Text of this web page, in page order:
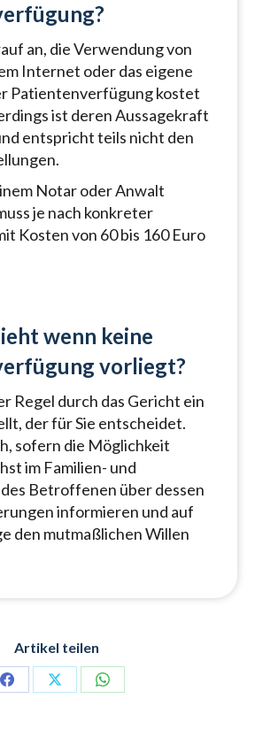
an, die Verwendung von
Internet oder das eigene
Patientenverfügung kostet
ist deren Aussagekraft
entspricht teils nicht den
Notar oder Anwalt
je nach konkreter
Kosten von 60 bis 160 Euro
wenn keine
vorliegt?
Regel durch das Gericht ein
der für Sie entscheidet.
sofern die Möglichkeit
im Familien- und
Betroffenen über dessen
informieren und auf
den mutmaßlichen Willen
Artikel teilen
Share
Share
Share